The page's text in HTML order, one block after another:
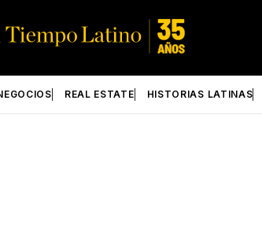
REAL ESTATE HISTORIAS LATINAS